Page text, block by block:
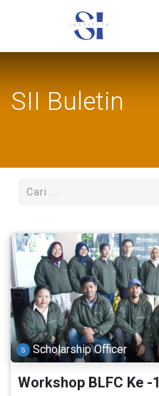
SII Buletin
Scholarship Officer
Workshop BLFC Ke -1